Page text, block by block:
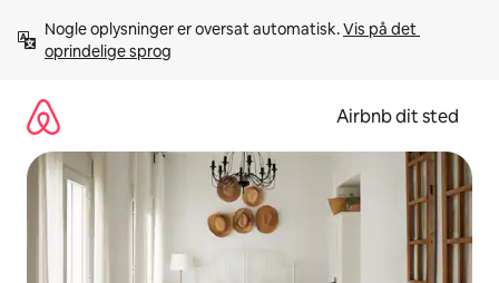
videre
Nogle oplysninger er oversat automatisk. Vis på det
oprindelige sprog
Airbnb dit sted